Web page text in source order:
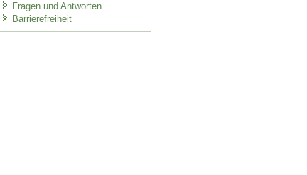
Fragen und Antworten
Barrierefreiheit